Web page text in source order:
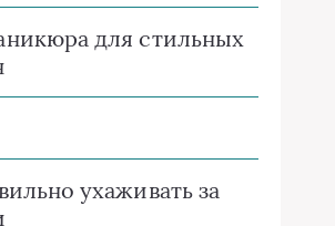
для стильных
ухаживать за